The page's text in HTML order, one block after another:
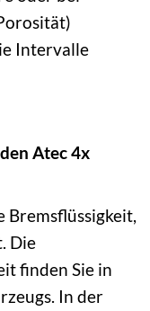
Intervalle
Atec 4x
Bremsflüssigkeit,
Die
finden Sie in
In der